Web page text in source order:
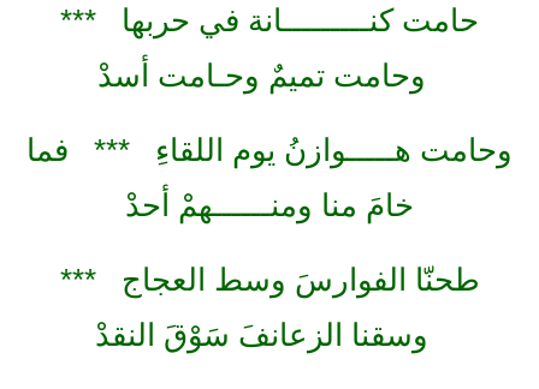
حامت كنـــــــــانة في حربها ***
وحامت تميمٌ وحـامت أسدْ
وحامت هـــــوازنُ يوم اللقاءِ *** فما
خامَ منا ومنــــــهمْ أحدْ
طحنّا الفوارسَ وسط العجاج ***
وسقنا الزعانفَ سَوْقَ النقدْ